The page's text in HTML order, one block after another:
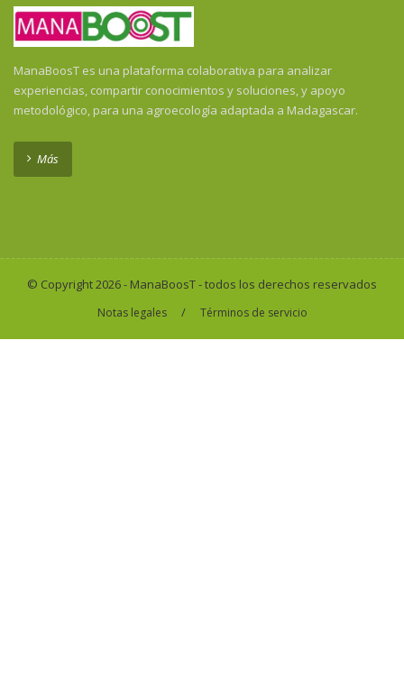
ManaBoosT es una plataforma colaborativa para analizar
experiencias, compartir conocimientos y soluciones, y apoyo
metodológico, para una agroecología adaptada a Madagascar.
Más
© Copyright 2026 - ManaBoosT - todos los derechos reservados
Notas legales / Términos de servicio